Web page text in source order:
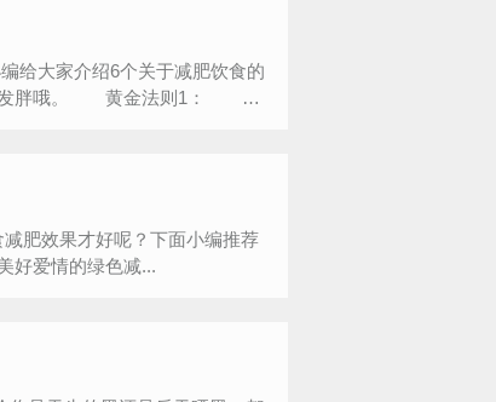
给大家介绍6个关于减肥饮食的
不发胖哦。 黄金法则1：
肥效果才好呢？下面小编推荐
础，赶快试试吧。 一、象征着美好爱情的绿色减...